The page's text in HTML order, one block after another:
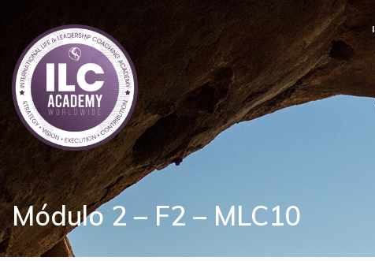
Módulo 2 – F2 – MLC10